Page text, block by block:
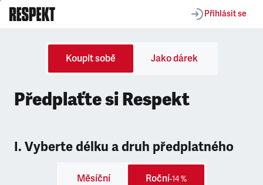
Přihlásit se
Koupit sobě Jako dárek
Předplaťte si Respekt
I. Vyberte délku a druh předplatného
Měsíční Roční-14 %